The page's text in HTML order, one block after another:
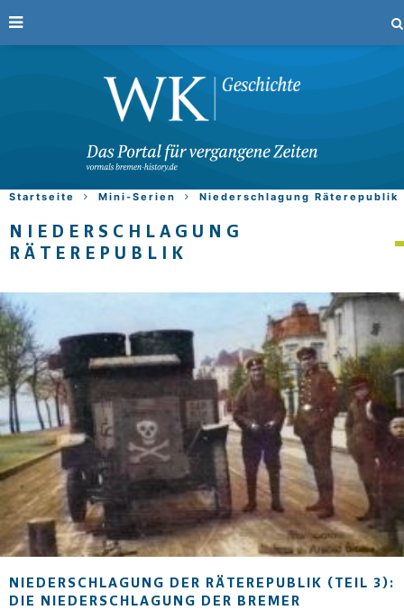
Startseite Mini-Serien Niederschlagung Räterepublik
NIEDERSCHLAGUNG
RÄTEREPUBLIK
NIEDERSCHLAGUNG DER RÄTEREPUBLIK (TEIL 3):
DIE NIEDERSCHLAGUNG DER BREMER